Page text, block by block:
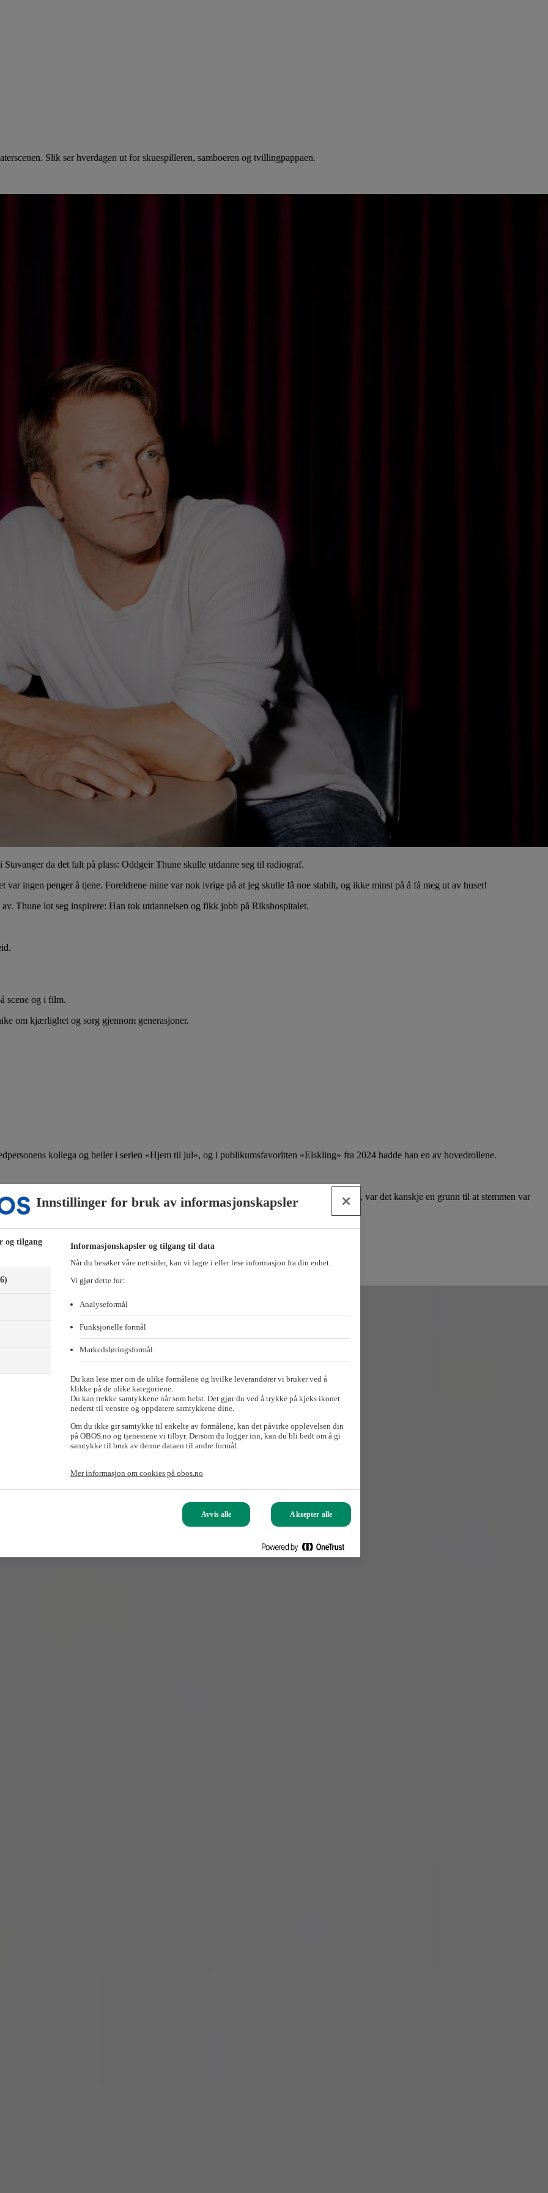
Slik ser hverdagen ut for skuespilleren, samboeren og tvillingpappaen.
da det falt på plass: Oddgeir Thune skulle utdanne seg til radiograf.
ingen penger å tjene. Foreldrene mine var nok ivrige på at jeg skulle få noe stabilt, og ikke minst på å få meg ut av huset!
Thune lot seg inspirere: Han tok utdannelsen og fikk jobb på Rikshospitalet.
scene og i film.
om kjærlighet og sorg gjennom generasjoner.
kollega og beiler i serien «Hjem til jul», og i publikumsfavoritten «Elskling» fra 2024 hadde han en av hovedrollene.
systemet. Jeg søkte på Teaterhøgskolen og tenkte at hvis jeg kom forbi første opptaksprøve, var det kanskje en grunn til at stemmen var
den veien, men selv hadde jeg vært for redd og hatt lav selvtillit.
Innstillinger for bruk av informasjonskapsler
og tilgang
Informasjonskapsler og tilgang til data
Når du besøker våre nettsider, kan vi lagre i eller lese informasjon fra din enhet.
Vi gjør dette for:
Analyseformål
Funksjonelle formål
Markedsføringsformål
Du kan lese mer om de ulike formålene og hvilke leverandører vi bruker ved å
klikke på de ulike kategoriene.
Du kan trekke samtykkene når som helst. Det gjør du ved å trykke på kjeks ikonet
nederst til venstre og oppdatere samtykkene dine.
Om du ikke gir samtykke til enkelte av formålene, kan det påvirke opplevelsen din
på OBOS.no og tjenestene vi tilbyr. Dersom du logger inn, kan du bli bedt om å gi
samtykke til bruk av denne dataen til andre formål.
Mer informasjon om cookies på obos.no
Avvis alle Aksepter alle